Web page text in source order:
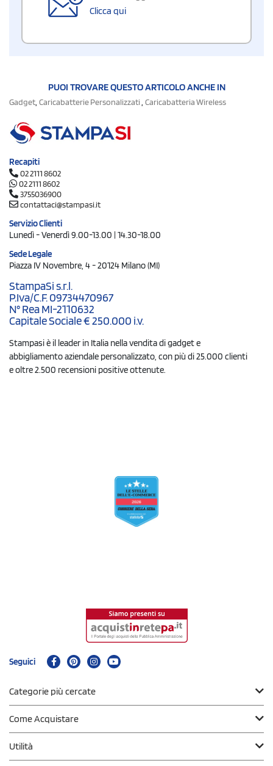
Clicca qui
PUOI TROVARE QUESTO ARTICOLO ANCHE IN
Gadget, Caricabatterie Personalizzati, Caricabatteria Wireless
Recapiti
02 2111 8602
02 2111 8602
3755036900
contattaci@stampasi.it
Servizio Clienti
Lunedì - Venerdì 9.00-13.00 | 14.30-18.00
Sede Legale
Piazza IV Novembre, 4 - 20124 Milano (MI)
StampaSi s.r.l.
P.Iva/C.F. 09734470967
N° Rea MI-2110632
Capitale Sociale € 250.000 i.v.
Stampasi è il leader in Italia nella vendita di gadget e
abbigliamento aziendale personalizzato, con più di 25.000 clienti
e oltre 2.500 recensioni positive ottenute.
Seguici
Categorie più cercate
Come Acquistare
Utilità